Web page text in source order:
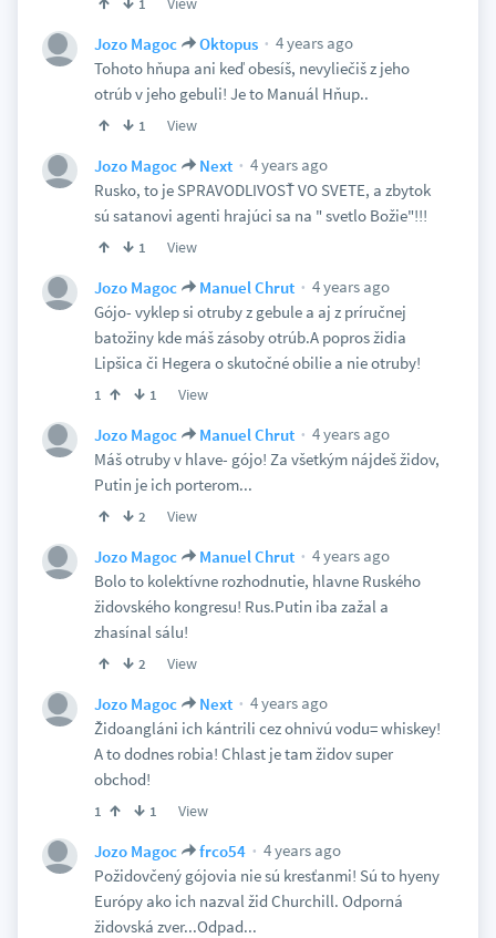
1
Jozo Magoc Oktopus
4 years ago
Tohoto hňupa ani keď obesíš, nevyliečiš z jeho
otrúb v jeho gebuli! Je to Manuál Hňup..
1 View
Jozo Magoc Next
4 years ago
Rusko, to je SPRAVODLIVOSŤ VO SVETE, a zbytok
sú satanovi agenti hrajúci sa na " svetlo Božie"!!!
1 View
Jozo Magoc Manuel Chrut
4 years ago
Gójo- vyklep si otruby z gebule a aj z príručnej
batožiny kde máš zásoby otrúb.A popros židia
Lipšica či Hegera o skutočné obilie a nie otruby!
1 1 View
Jozo Magoc Manuel Chrut
4 years ago
Máš otruby v hlave- gójo! Za všetkým nájdeš židov,
Putin je ich porterom...
2 View
Jozo Magoc Manuel Chrut
4 years ago
Bolo to kolektívne rozhodnutie, hlavne Ruského
židovského kongresu! Rus.Putin iba zažal a
zhasínal sálu!
2 View
Jozo Magoc Next
4 years ago
Židoangláni ich kántrili cez ohnivú vodu= whiskey!
A to dodnes robia! Chlast je tam židov super
obchod!
1 1 View
Jozo Magoc frco54
4 years ago
Požidovčený gójovia nie sú kresťanmi! Sú to hyeny
Európy ako ich nazval žid Churchill. Odporná
židovská zver...Odpad...